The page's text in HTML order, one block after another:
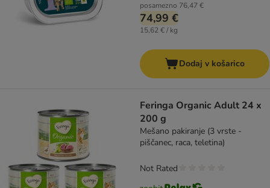
posamezno 76,47 €
74,99 €
15,62 € / kg
Dodaj v košarico
Feringa Organic Adult 24 x
200 g
Mešano pakiranje (3 vrste -
piščanec, raca, teletina)
Not Rated